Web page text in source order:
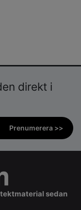
direkt i
Prenumerera >>
sedan